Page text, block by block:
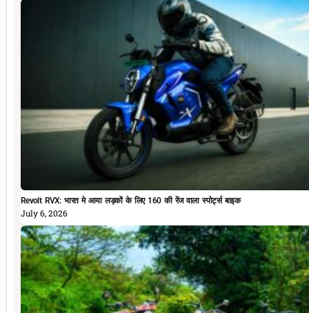
Revolt RVX: भारत मे आया लड़कों के लिए 160 की रेंज वाला स्पोर्ट्स बाइक
July 6, 2026